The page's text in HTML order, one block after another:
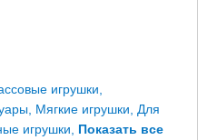
игрушки
Мягкие игрушки
Для
игрушки Показать все